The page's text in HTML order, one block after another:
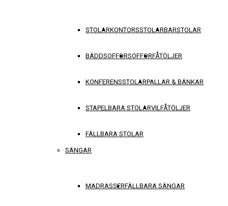
STOLARKONTORSSTOLARBARSTOLAR
BÄDDSOFFORSOFFORFÅTÖLJER
KONFERENSSTOLARPALLAR & BÄNKAR
STAPELBARA STOLARVILFÅTÖLJER
FÄLLBARA STOLAR
SÄNGAR
MADRASSERFÄLLBARA SÄNGAR